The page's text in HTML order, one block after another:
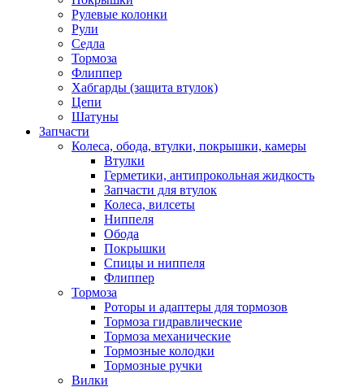
Рулевые колонки
Рули
Седла
Тормоза
Флиппер
Хабгарды (защита втулок)
Цепи
Шатуны
Запчасти
Колеса, обода, втулки, покрышки, камеры
Втулки
Герметики, антипрокольная жидкость
Запчасти для втулок
Колеса, вилсеты
Ниппеля
Обода
Покрышки
Спицы и ниппеля
Флиппер
Тормоза
Роторы и адаптеры для тормозов
Тормоза гидравлические
Тормоза механические
Тормозные колодки
Тормозные ручки
Вилки